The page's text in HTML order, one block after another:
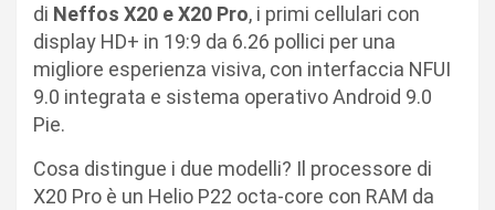
di Neffos X20 e X20 Pro, i primi cellulari con
display HD+ in 19:9 da 6.26 pollici per una
migliore esperienza visiva, con interfaccia NFUI
9.0 integrata e sistema operativo Android 9.0
Pie.
Cosa distingue i due modelli? Il processore di
X20 Pro è un Helio P22 octa-core con RAM da